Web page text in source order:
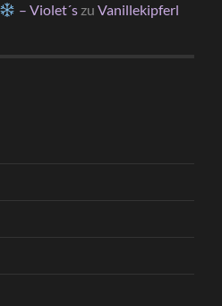
– Violet´szu Vanillekipferl